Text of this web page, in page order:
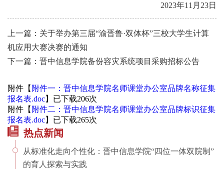
2023年11 月 23日
上一篇：关于举办第三届“渝晋鲁·双体杯”三校大学生计算
机应用大赛决赛的通知
下一篇：晋中信息学院备份容灾系统项目采购招标公告
附件【 附件一：晋中信息学院名师课堂办公室品牌名称征集
报名表.doc】已下载206次
附件【 附件二：晋中信息学院名师课堂办公室品牌标识征集
报名表.doc】已下载265次
热点新闻
从标准化走向个性化：晋中信息学院“四位一体双院制”
的育人探索与实践